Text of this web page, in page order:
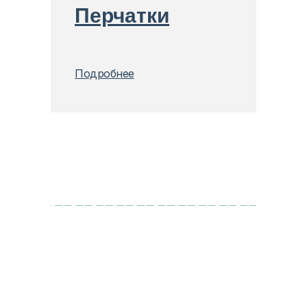
Перчатки
Подробнее